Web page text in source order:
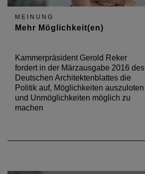
MEINUNG
Mehr Möglichkeit(en)
Kammerpräsident Gerold Reker
fordert in der Märzausgabe 2016 des
Deutschen Architektenblattes die
Politik auf, Möglichkeiten auszuloten
und Unmöglichkeiten möglich zu
machen